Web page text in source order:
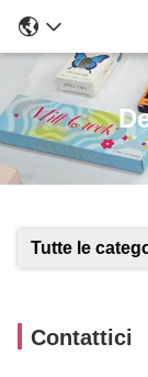
Tutte le
Contattici